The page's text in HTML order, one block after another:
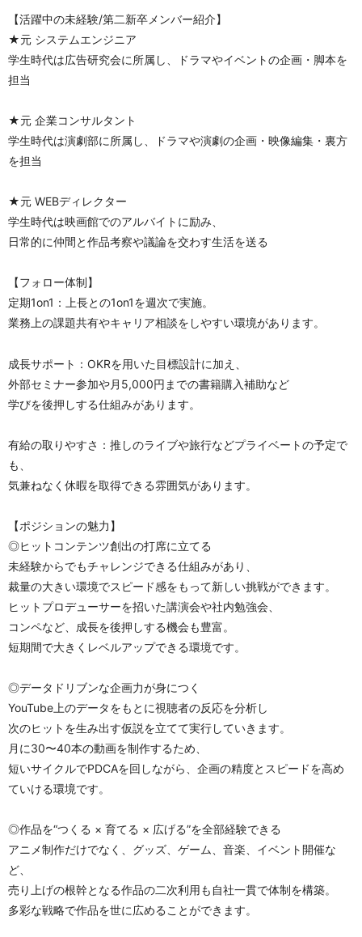
【活躍中の未経験/第二新卒メンバー紹介】
★元 システムエンジニア
学生時代は広告研究会に所属し、ドラマやイベントの企画・脚本を
担当
★元 企業コンサルタント
学生時代は演劇部に所属し、ドラマや演劇の企画・映像編集・裏方
を担当
★元 WEBディレクター
学生時代は映画館でのアルバイトに励み、
日常的に仲間と作品考察や議論を交わす生活を送る
【フォロー体制】
定期1on1：上長との1on1を週次で実施。
業務上の課題共有やキャリア相談をしやすい環境があります。
成長サポート：OKRを用いた目標設計に加え、
外部セミナー参加や月5,000円までの書籍購入補助など
学びを後押しする仕組みがあります。
有給の取りやすさ：推しのライブや旅行などプライベートの予定で
も、
気兼ねなく休暇を取得できる雰囲気があります。
【ポジションの魅力】
◎ヒットコンテンツ創出の打席に立てる
未経験からでもチャレンジできる仕組みがあり、
裁量の大きい環境でスピード感をもって新しい挑戦ができます。
ヒットプロデューサーを招いた講演会や社内勉強会、
コンペなど、成長を後押しする機会も豊富。
短期間で大きくレベルアップできる環境です。
◎データドリブンな企画力が身につく
YouTube上のデータをもとに視聴者の反応を分析し
次のヒットを生み出す仮説を立てて実行していきます。
月に30〜40本の動画を制作するため、
短いサイクルでPDCAを回しながら、企画の精度とスピードを高め
ていける環境です。
◎作品を“つくる × 育てる × 広げる”を全部経験できる
アニメ制作だけでなく、グッズ、ゲーム、音楽、イベント開催な
ど、
売り上げの根幹となる作品の二次利用も自社一貫で体制を構築。
多彩な戦略で作品を世に広めることができます。